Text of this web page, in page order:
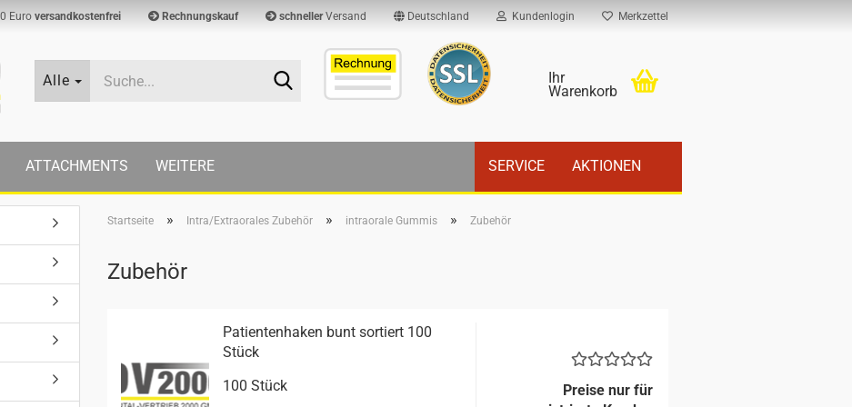
Euro versandkostenfrei Rechnungskauf schnellerVersand Deutschland Kundenlogin Merkzettel
Alle
Suche...
Ihr
Warenkorb
ATTACHMENTS SERVICE AKTIONEN
WEITERE
Startseite » Intra/Extraorales Zubehör » intraorale Gummis » Zubehör
Zubehör
Pa­ti­en­ten­ha­ken bunt sor­tiert 100
Stück
100 Stück
Preise nur für